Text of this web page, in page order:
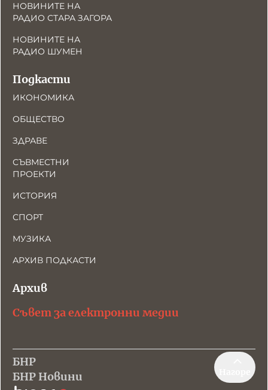
НОВИНИТЕ НА
РАДИО СТАРА ЗАГОРА
НОВИНИТЕ НА
РАДИО ШУМЕН
Подкасти
ИКОНОМИКА
ОБЩЕСТВО
ЗДРАВЕ
СЪВМЕСТНИ
ПРОЕКТИ
ИСТОРИЯ
СПОРТ
МУЗИКА
АРХИВ ПОДКАСТИ
Архив
Съвет за електронни медии
БНР
БНР Новини